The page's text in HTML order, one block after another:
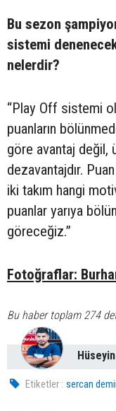
Bu sezon
sistemi
nelerdir?
“Play Off sistemi
puanların
göre avantaj değil,
dezavantajdır.
iki takım hangi
puanlar yarıya
göreceğiz.”
Fotoğraflar:
Bu haber toplam 274
Etiketler : sercan